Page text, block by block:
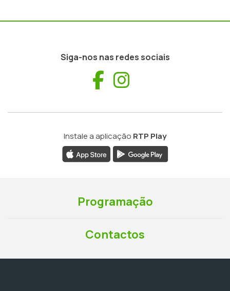
Siga-nos nas redes sociais
Facebook
Instale a aplicação RTP Play
Programação
Contactos